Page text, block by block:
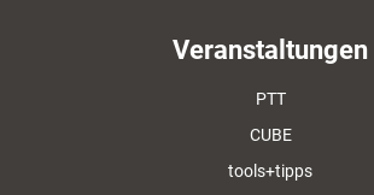
Veranstaltungen
PTT
CUBE
tools+tipps